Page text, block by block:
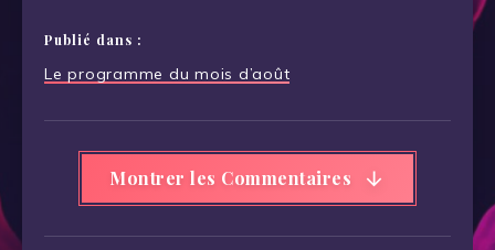
Publié dans :
Navigation
Le programme du mois d’août
Montrer les Commentaires